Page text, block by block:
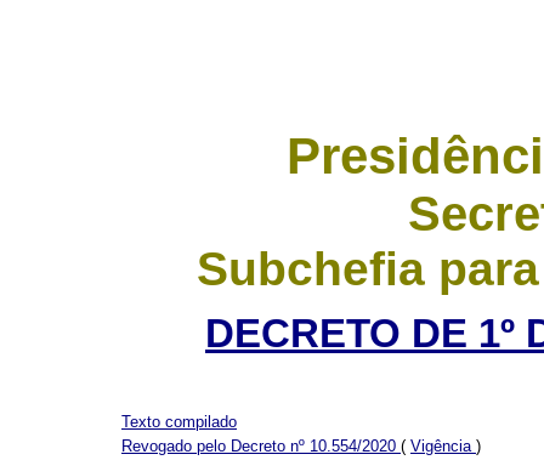
Subchefia
DECRETO DE 1º
Texto compilado
Revogado pelo Decreto nº 10.554/2020 ( Vigência )